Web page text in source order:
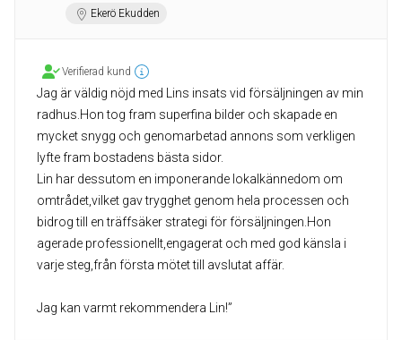
Ekerö Ekudden
Verifierad kund
Jag är väldig nöjd med Lins insats vid försäljningen av min
radhus.Hon tog fram superfina bilder och skapade en
mycket snygg och genomarbetad annons som verkligen
lyfte fram bostadens bästa sidor.
Lin har dessutom en imponerande lokalkännedom om
omtrådet,vilket gav trygghet genom hela processen och
bidrog till en träffsäker strategi för försäljningen.Hon
agerade professionellt,engagerat och med god känsla i
varje steg,från första mötet till avslutat affär.
Jag kan varmt rekommendera Lin!”